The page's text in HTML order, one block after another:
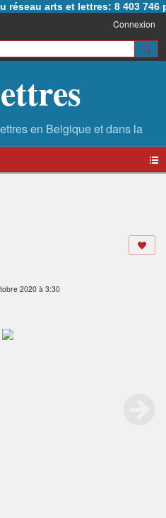
arts et lettres: 8 403 746
Connexion
2020 à 3:30